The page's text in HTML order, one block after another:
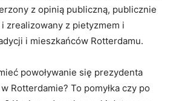
z opinią publiczną, publicznie
zrealizowany z pietyzmem i
i mieszkańców Rotterdamu.
powoływanie się prezydenta
Rotterdamie? To pomyłka czy po